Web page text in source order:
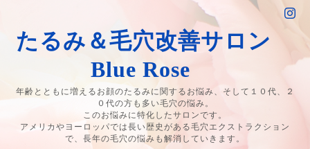
たるみ＆毛穴改善サロン
Blue Rose
年齢とともに増えるお顔のたるみに関するお悩み、そして１０代、２
０代の方も多い毛穴の悩み。
このお悩みに特化したサロンです。
アメリカやヨーロッパでは長い歴史がある毛穴エクストラクション
で、長年の毛穴の悩みも解消していきます。